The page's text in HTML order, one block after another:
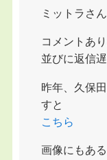
ミットラさ
コメントあ
並びに返信
昨年、久保
すと
こちら
画像にもあ